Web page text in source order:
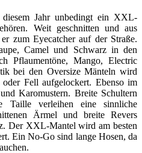
Jahr unbedingt ein XXL-
Weit geschnitten und aus
zum Eyecatcher auf der Straße.
Camel und Schwarz in den
Pflaumentöne, Mango, Electric
bei den Oversize Mänteln wird
Fell aufgelockert. Ebenso im
Karomustern. Breite Schultern
Taille verleihen eine sinnliche
Ärmel und breite Revers
Der XXL-Mantel wird am besten
Ein No-Go sind lange Hosen, da